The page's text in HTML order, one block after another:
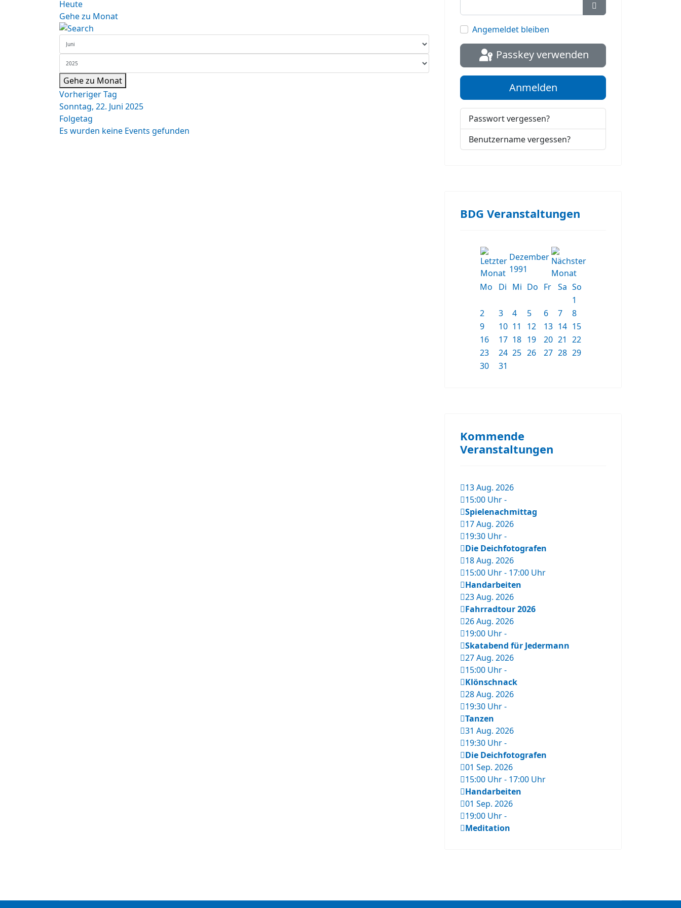
Heute
Gehe zu Monat
Gehe zu Monat
Vorheriger Tag
Sonntag, 22. Juni 2025
Folgetag
Es wurden keine Events gefunden
Passwort anzeigen
Angemeldet bleiben
Passkey verwenden
Anmelden
Passwort vergessen?
Benutzername vergessen?
BDG Veranstaltungen
Dezember
1991
Mo
Di Mi Do Fr Sa So
1
2
3 4 5 6 7
8
9
10 11 12 13 14 15
16
17 18 19 20 21 22
23
24 25 26 27 28 29
30
31
Kommende
Veranstaltungen
13 Aug. 2026
15:00 Uhr-
Spielenachmittag
17 Aug. 2026
19:30 Uhr-
Die Deichfotografen
18 Aug. 2026
15:00 Uhr- 17:00 Uhr
Handarbeiten
23 Aug. 2026
Fahrradtour 2026
26 Aug. 2026
19:00 Uhr-
Skatabend für Jedermann
27 Aug. 2026
15:00 Uhr-
Klönschnack
28 Aug. 2026
19:30 Uhr-
Tanzen
31 Aug. 2026
19:30 Uhr-
Die Deichfotografen
01 Sep. 2026
15:00 Uhr- 17:00 Uhr
Handarbeiten
01 Sep. 2026
19:00 Uhr-
Meditation